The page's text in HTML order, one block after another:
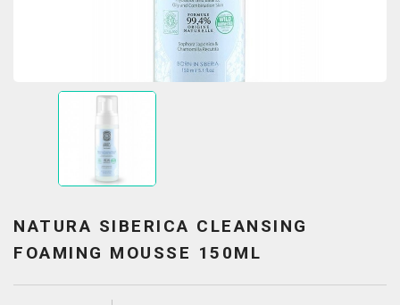
NATURA SIBERICA CLEANSING
FOAMING MOUSSE 150ML